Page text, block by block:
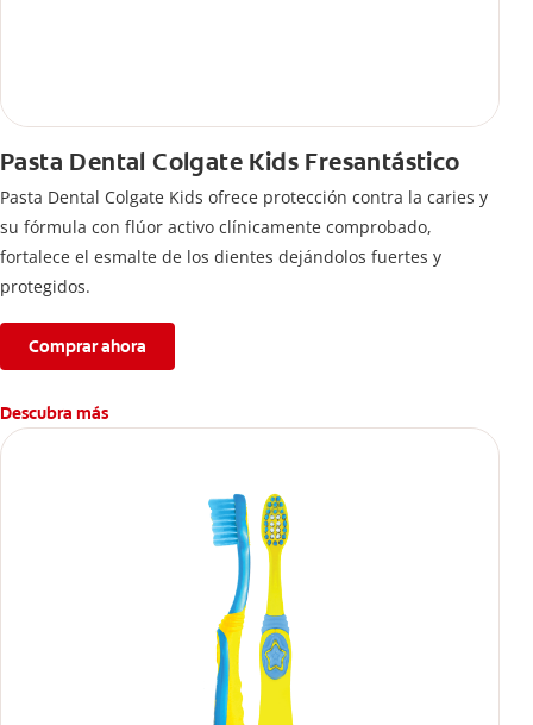
Pasta Dental Colgate Kids Fresantástico
Pasta Dental Colgate Kids ofrece protección contra la caries y
su fórmula con flúor activo clínicamente comprobado,
fortalece el esmalte de los dientes dejándolos fuertes y
protegidos.
Comprar ahora
Descubra más